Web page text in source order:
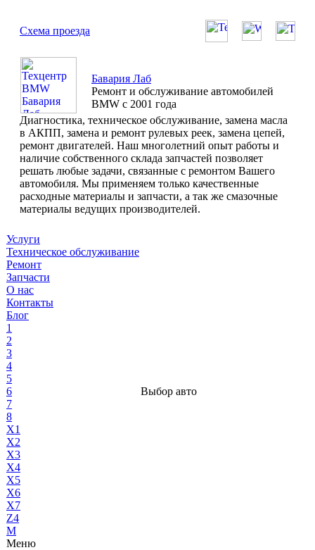
Схема проезда
Бавария Лаб
Ремонт и обслуживание автомобилей
BMW с 2001 года
Диагностика, техническое обслуживание, замена масла
в АКПП, замена и ремонт рулевых реек, замена цепей,
ремонт двигателей. Наш многолетний опыт работы и
наличие собственного склада запчастей позволяет
решать любые задачи, связанные с ремонтом Вашего
автомобиля. Мы применяем только качественные
расходные материалы и запчасти, а так же смазочные
материалы ведущих производителей.
Услуги
Техническое обслуживание
Ремонт
Запчасти
О нас
Контакты
Блог
1
2
3
4
5
6
7
8
X1
X2
X3
X4
X5
X6
X7
Z4
М
Меню
Выбор авто